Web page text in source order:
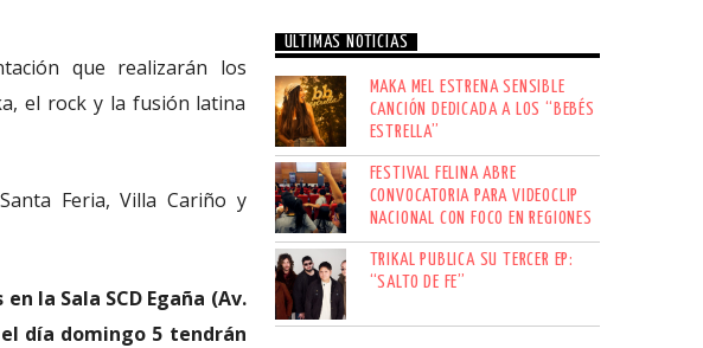
que realizarán los
el rock y la fusión latina
Feria, Villa Cariño y
la Sala SCD Egaña (Av.
día domingo 5 tendrán
ÚLTIMAS NOTICIAS
MAKA MEL ESTRENA SENSIBLE
CANCIÓN DEDICADA A LOS “BEBÉS
ESTRELLA”
FESTIVAL FELINA ABRE
CONVOCATORIA PARA VIDEOCLIP
NACIONAL CON FOCO EN REGIONES
TRIKAL PUBLICA SU TERCER EP:
“SALTO DE FE”